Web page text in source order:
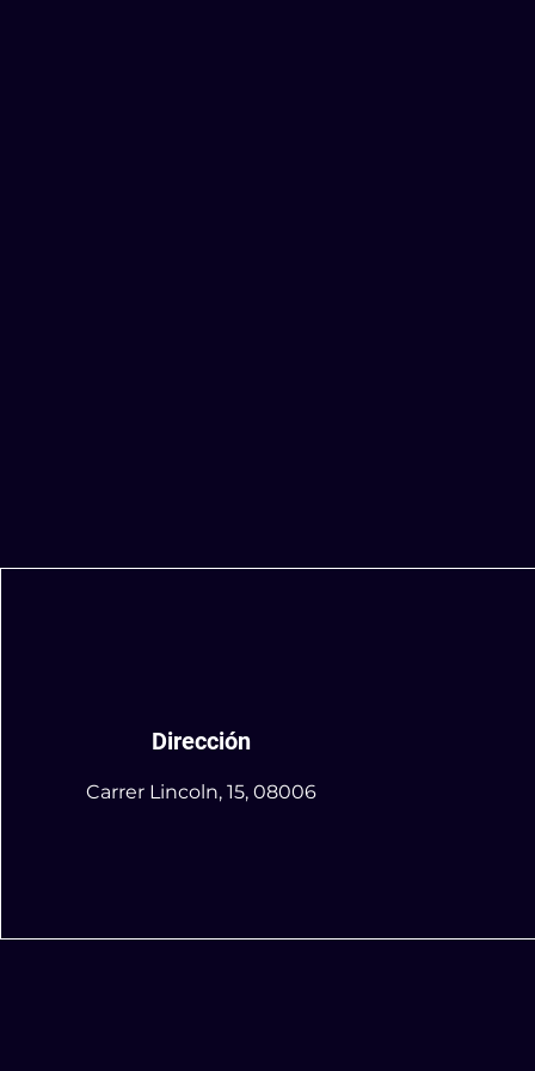
Dirección
Carrer Lincoln, 15, 08006